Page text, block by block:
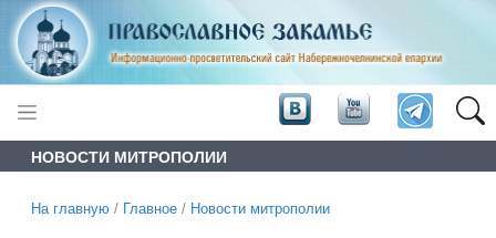
НОВОСТИ МИТРОПОЛИИ
На главную / Главное / Новости митрополии